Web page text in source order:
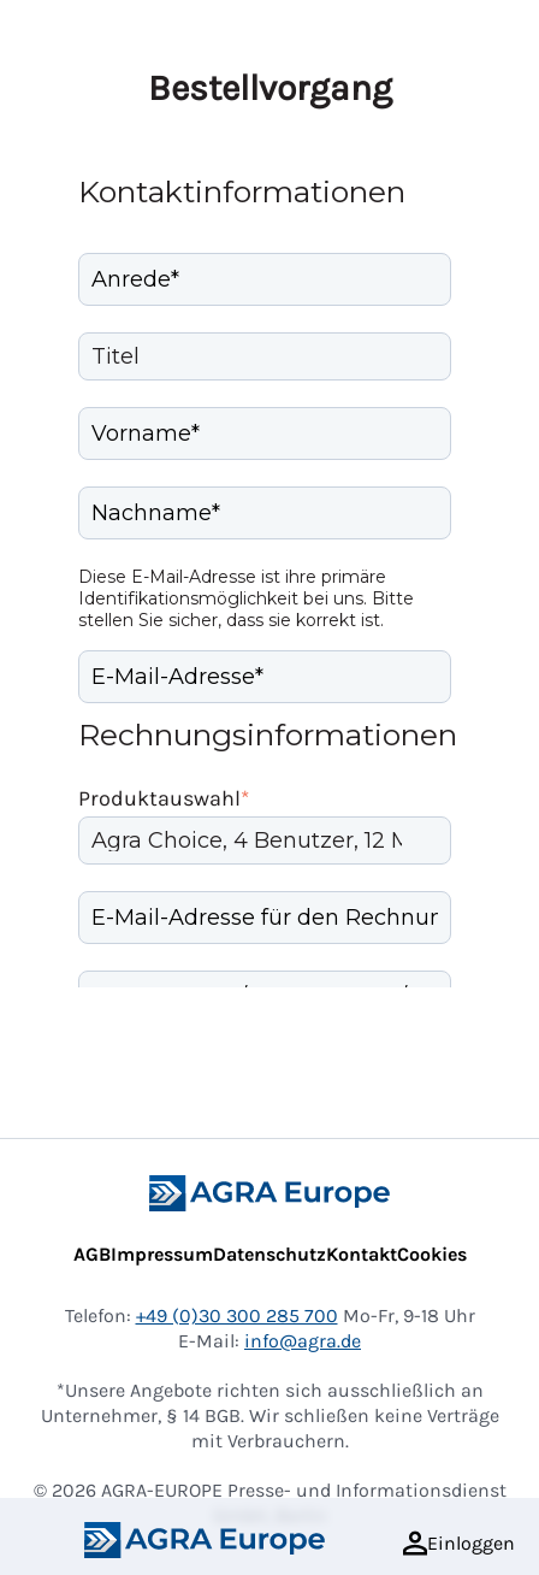
AGBImpressumDatenschutzKontaktCookies
Telefon: +49 (0)30 300 285 700 Mo-Fr, 9-18 Uhr
E-Mail: info@agra.de
*Unsere Angebote richten sich ausschließlich an
Unternehmer, § 14 BGB. Wir schließen keine Verträge
mit Verbrauchern.
© 2026 AGRA-EUROPE Presse- und Informationsdienst
Einloggen